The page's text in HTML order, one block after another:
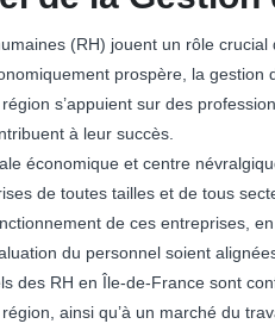
(RH) jouent un rôle
prospère, la
s’appuient sur des
à leur succès.
économique et centre
de toutes tailles et de tous
de ces entreprises,
du personnel soient
des RH en Île-de-France sont
ainsi qu’à un marché du